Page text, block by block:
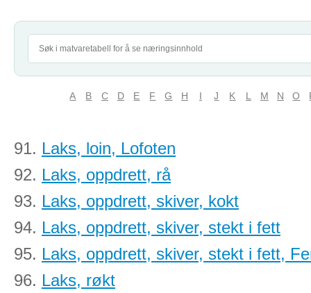
A B C D E F G H I J K L M N O
91. Laks, loin, Lofoten
92. Laks, oppdrett, rå
93. Laks, oppdrett, skiver, kokt
94. Laks, oppdrett, skiver, stekt i fett
95. Laks, oppdrett, skiver, stekt i fett,
96. Laks, røkt